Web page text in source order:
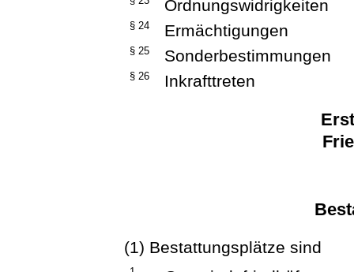
Ordnungswidrigkeiten
§ 24 Ermächtigungen
§ 25 Sonderbestimmungen
§ 26 Inkrafttreten
(1) Bestattungsplätze sind